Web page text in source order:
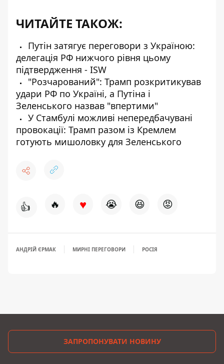
ЧИТАЙТЕ ТАКОЖ:
Путін затягує переговори з Україною:
делегація РФ нижчого рівня цьому
підтвердження - ISW
"Розчарований": Трамп розкритикував
удари РФ по Україні, а Путіна і
Зеленського назвав "впертими"
У Стамбулі можливі непередбачувані
провокації: Трамп разом із Кремлем
готують мишоловку для Зеленського
👍 🔥 ♥ 😭 😆 😡
АНДРІЙ ЄРМАК МИРНІ ПЕРЕГОВОРИ РОСІЯ
ЗАПРОПОНУВАТИ НОВИНУ